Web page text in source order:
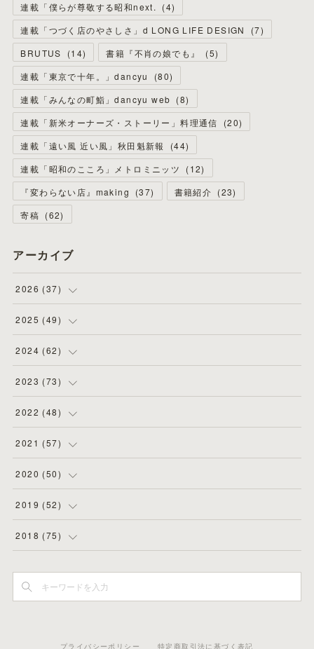
連載「僕らが尊敬する昭和next.
(4)
連載「つづく店のやさしさ」d LONG LIFE DESIGN
(7)
BRUTUS
(14) 書籍『不肖の娘でも』 (5)
連載「東京で十年。」dancyu
(80)
連載「みんなの町鮨」dancyu web (8)
連載「新米オーナーズ・ストーリー」料理通信
(20)
連載「遠い風 近い風」秋田魁新報
(44)
連載「昭和のこころ」メトロミニッツ
(12)
『変わらない店』making
(37) 書籍紹介 (23)
寄稿 (62)
アーカイブ
2026 (37)
(4)
(8)
(2)
( 11
2025 (49)
(3)
(4)
(3)
(4)
(7)
2024 (62)
(4)
(5)
(5)
(3 )
(6)
2023 (73)
(8)
(6)
(7)
(5)
(7)
2022 (48)
(4)
(4)
(5)
(4)
(2)
2021 (57)
(6)
(8)
(2)
(6)
2020 (50)
(2)
(4)
(
2019 (52)
(10
2018 (75)
プライバシーポリシー 特定商取引法に基づく表記